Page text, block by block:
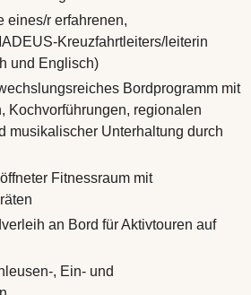
eines/r erfahrenen,
Kreuzfahrtleiters/leiterin
und Englisch)
Bordprogramm mit
Kochvorführungen, regionalen
musikalischer Unterhaltung durch
Fitnessraum mit
an Bord für Aktivtouren auf
, Ein- und